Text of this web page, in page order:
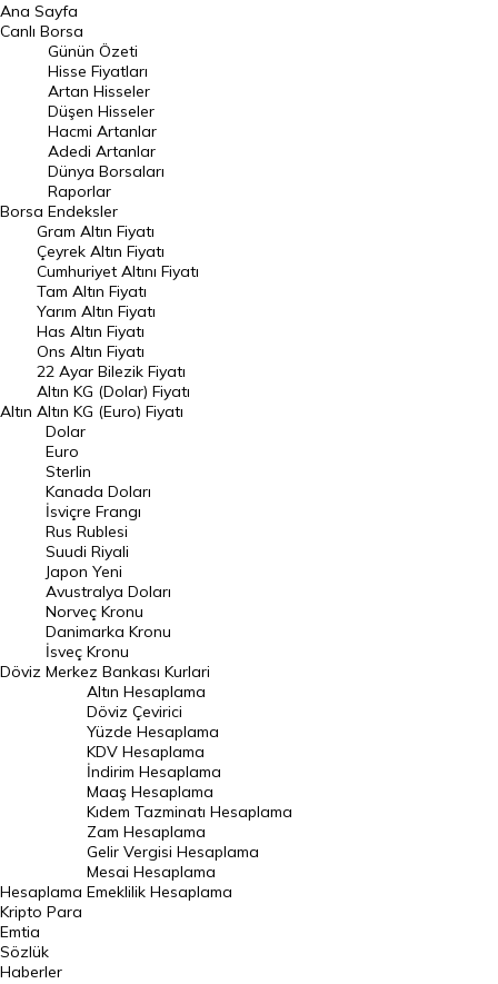
BIST 100 Hisseleri
En Çok Artan Hisseler
En Çok Düşen Hisseler
Hacmi Artanlar
Geçmiş Kapanışlar
Dünya Borsaları
Raporlar
Endeksler
DÖVİZ
Döviz Kuru
Dolar Kuru
Euro Kuru
Pound Kuru
Frank Kuru
Riyal Kuru
Avustralya Doları
Danimarka Kronu Kuru
Kanada Doları Kuru
Norveç Kronu Kuru
İsveç Kronu Kuru
Japon Yeni Kuru
Serbest Piyasa Döviz Kurları
Merkez Bankası Döviz Kurları
Altın Fiyatları
Gram Altın Fiyatı
Çeyrek Altın Fiyatı
Ana Sayfa
Canlı Borsa
Borsa
Günün Özeti
Hisse Fiyatları
Artan Hisseler
Düşen Hisseler
Hacmi Artanlar
Adedi Artanlar
Dünya Borsaları
Raporlar
Endeksler
Altın
Gram Altın Fiyatı
Çeyrek Altın Fiyatı
Cumhuriyet Altını Fiyatı
Tam Altın Fiyatı
Yarım Altın Fiyatı
Has Altın Fiyatı
Ons Altın Fiyatı
22 Ayar Bilezik Fiyatı
Altın KG (Dolar) Fiyatı
Altın KG (Euro) Fiyatı
Döviz
Dolar
Euro
Sterlin
Kanada Doları
İsviçre Frangı
Rus Rublesi
Suudi Riyali
Japon Yeni
Avustralya Doları
Norveç Kronu
Danimarka Kronu
İsveç Kronu
Merkez Bankası Kurlari
Hesaplama
Altın Hesaplama
Döviz Çevirici
Yüzde Hesaplama
KDV Hesaplama
İndirim Hesaplama
Maaş Hesaplama
Kıdem Tazminatı Hesaplama
Zam Hesaplama
Gelir Vergisi Hesaplama
Mesai Hesaplama
Emeklilik Hesaplama
Kripto Para
Emtia
Sözlük
Haberler